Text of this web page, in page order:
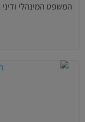
המשפט המינהלי